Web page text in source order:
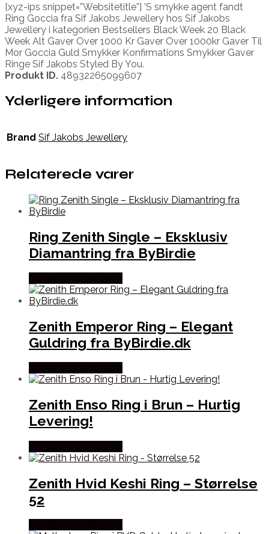
[xyz-ips snippet=”Websitetitle”] ’S smykke agent fandt
Ring Goccia fra Sif Jakobs Jewellery hos Sif Jakobs
Jewellery i kategorien Bestsellers Black Week 20 Black
Week Alt Gaver Over 1000 Kr Gaver Over 1000kr Gaver Til
Mor Goccia Guld Smykker Konfirmations Smykker Gaver
Ringe Sif Jakobs Styled By You.
Produkt ID. 48932265099607
Yderligere information
Brand Sif Jakobs Jewellery
Relaterede varer
Ring Zenith Single – Eksklusiv
Diamantring fra ByBirdie
Zenith Emperor Ring – Elegant
Guldring fra ByBirdie.dk
Zenith Enso Ring i Brun – Hurtig
Levering!
Zenith Hvid Keshi Ring – Størrelse
52